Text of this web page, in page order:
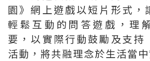
園》網上遊戲以短片形式，
輕鬆互動的問答遊戲，理
要，以實際行動鼓勵及支持
活動，將共融理念於生活當中